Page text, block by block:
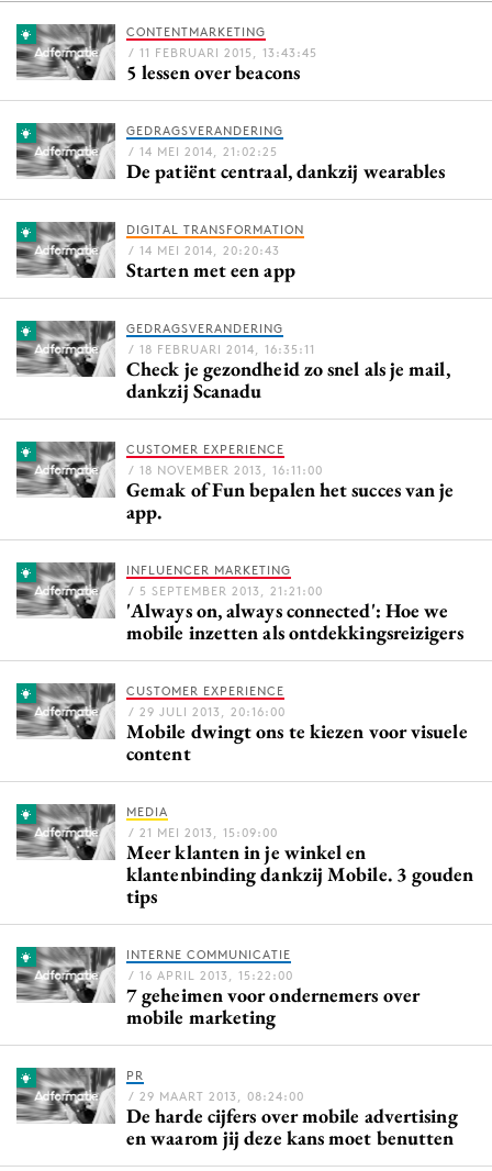
Menu
Home
9 sept: GenAI-training
12 nov: MarketingLive!
Adverteren
Events
Opleidingen
Vacatures
Academy
Topics
Artificial Intelligence
Campagnes
Carriere
Contentmarketing
Customer Experience
Data & Insights
Design
Digital transformation
Diversiteit
Effectiviteit
Gedragsverandering
Influencer marketing
Interne communicatie
Martech
Media
Merkstrategie
PR
Programmatic
Purpose Marketing
CONTENTMARKETING
/ 11 FEBRUARI 2015, 13:43:45
5 lessen over beacons
GEDRAGSVERANDERING
/ 14 MEI 2014, 21:02:25
De patiënt centraal, dankzij wearables
DIGITAL TRANSFORMATION
/ 14 MEI 2014, 20:20:43
Starten met een app
GEDRAGSVERANDERING
/ 18 FEBRUARI 2014, 16:35:11
Check je gezondheid zo snel als je mail,
dankzij Scanadu
CUSTOMER EXPERIENCE
/ 18 NOVEMBER 2013, 16:11:00
Gemak of Fun bepalen het succes van je
app.
INFLUENCER MARKETING
/ 5 SEPTEMBER 2013, 21:21:00
'Always on, always connected': Hoe we
mobile inzetten als ontdekkingsreizigers
CUSTOMER EXPERIENCE
/ 29 JULI 2013, 20:16:00
Mobile dwingt ons te kiezen voor visuele
content
MEDIA
/ 21 MEI 2013, 15:09:00
Meer klanten in je winkel en
klantenbinding dankzij Mobile. 3 gouden
tips
INTERNE COMMUNICATIE
/ 16 APRIL 2013, 15:22:00
7 geheimen voor ondernemers over
mobile marketing
PR
/ 29 MAART 2013, 08:24:00
De harde cijfers over mobile advertising
en waarom jij deze kans moet benutten